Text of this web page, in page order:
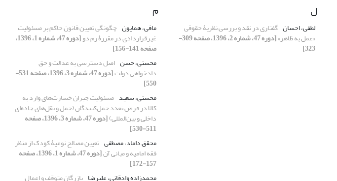
ل
لطفی، احسان گفتاری در نقد و بررسی نظریۀ حقوقی
«عمل به ظاهر» [دوره 47، شماره 2، 1396، صفحه 309-
323]
م
مافی، همایون چگونگی تعیین قانون حاکم بر مسئولیت
غیرقراردادی در مقررۀ رم دو [دوره 47، شماره 1، 1396،
صفحه 141-156]
محسنی، حسن اصل دسترسی به عدالت و حق
دادخواهی دولت [دوره 47، شماره 3، 1396، صفحه 531-
550]
محسنی، سعید مسئولیت جبران خسارت‌های وارد به
کالا در فرض تعدد حمل‌کنندگان (حمل و نقل‌های جاده‌ای
داخلی و بین‌المللی) [دوره 47، شماره 3، 1396، صفحه
511-530]
محقق داماد، مصطفی تعیین مصالح نوعیۀ کودک از منظر
فقه امامیه و مبانی آن [دوره 47، شماره 1، 1396، صفحه
157-172]
محمدزاده وادقانی، علیرضا بازرگان متوقف و اعمال